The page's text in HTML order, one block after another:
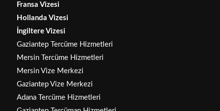
Fransa Vizesi
Hollanda Vizesi
İngiltere Vizesi
Gaziantep Tercüme Hizmetleri
Mersin Tercüme Hizmetleri
Mersin Vize Merkezi
Gaziantep Vize Merkezi
Adana Tercüme Hizmetleri